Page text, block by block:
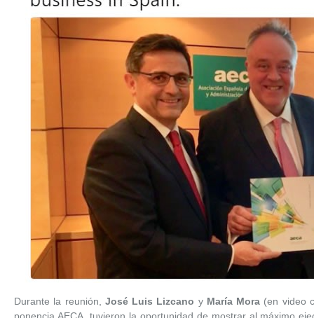
Durante la reunión, José Luis Lizcano yMaría Mora (en video